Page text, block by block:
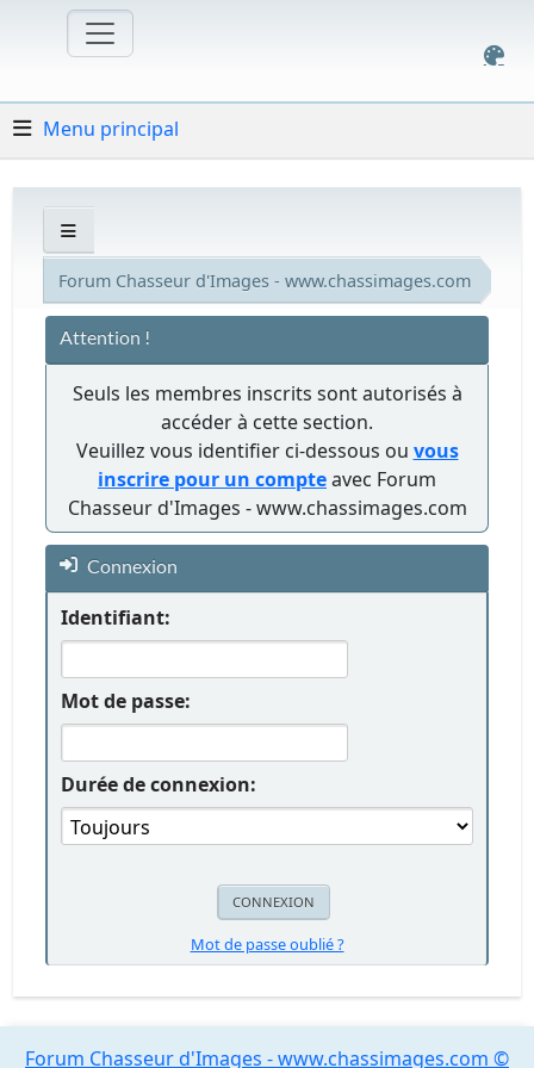
Menu principal
Forum Chasseur d'Images - www.chassimages.com
Attention !
Seuls les membres inscrits sont autorisés à
accéder à cette section.
Veuillez vous identifier ci-dessous ou vous
inscrire pour un compteavec Forum
Chasseur d'Images - www.chassimages.com
Connexion
Identifiant:
Mot de passe:
Durée de connexion:
Mot de passe oublié ?
Forum Chasseur d'Images - www.chassimages.com ©